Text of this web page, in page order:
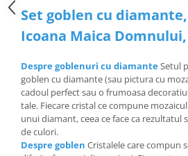
Set goblen cu
Icoana Maica Domnului,
Despre goblenuri cu diamanteSetul
goblen cu diamante (sau pictura cu
cadoul perfect sau o frumoasa
tale. Fiecare cristal ce compune
unui diamant, ceea ce face ca rezultatul
de culori.
Despre goblen Cristalele care compun